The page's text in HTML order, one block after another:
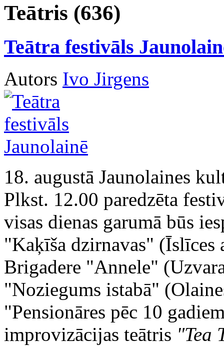
Teātris (636)
Teātra festivāls
Autors Ivo Jirgens
18. augustā Jaunolaines
Plkst. 12.00 paredzēta
visas dienas garumā būs
"Kaķīša dzirnavas"
Brigadere "Annele"
"Noziegums istabā"
"Pensionāres pēc 10
improvizācijas teātris "Tea